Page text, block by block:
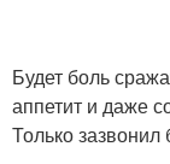
Будет боль
аппетит и даже
Только